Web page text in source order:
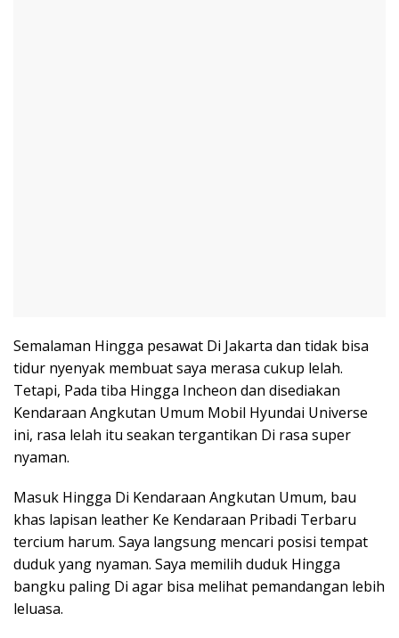
Semalaman Hingga pesawat Di Jakarta dan tidak bisa
tidur nyenyak membuat saya merasa cukup lelah.
Tetapi, Pada tiba Hingga Incheon dan disediakan
Kendaraan Angkutan Umum Mobil Hyundai Universe
ini, rasa lelah itu seakan tergantikan Di rasa super
nyaman.
Masuk Hingga Di Kendaraan Angkutan Umum, bau
khas lapisan leather Ke Kendaraan Pribadi Terbaru
tercium harum. Saya langsung mencari posisi tempat
duduk yang nyaman. Saya memilih duduk Hingga
bangku paling Di agar bisa melihat pemandangan lebih
leluasa.